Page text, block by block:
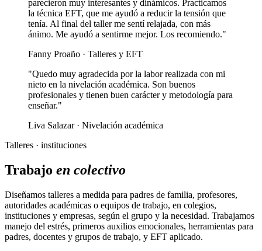
parecieron muy interesantes y dinámicos. Practicamos
la técnica EFT, que me ayudó a reducir la tensión que
tenía. Al final del taller me sentí relajada, con más
ánimo. Me ayudó a sentirme mejor. Los recomiendo."
Fanny Proaño · Talleres y EFT
"Quedo muy agradecida por la labor realizada con mi
nieto en la nivelación académica. Son buenos
profesionales y tienen buen carácter y metodología para
enseñar."
Liva Salazar · Nivelación académica
Talleres · instituciones
Trabajo en colectivo
Diseñamos talleres a medida para padres de familia, profesores,
autoridades académicas o equipos de trabajo, en colegios,
instituciones y empresas, según el grupo y la necesidad. Trabajamos
manejo del estrés, primeros auxilios emocionales, herramientas para
padres, docentes y grupos de trabajo, y EFT aplicado.